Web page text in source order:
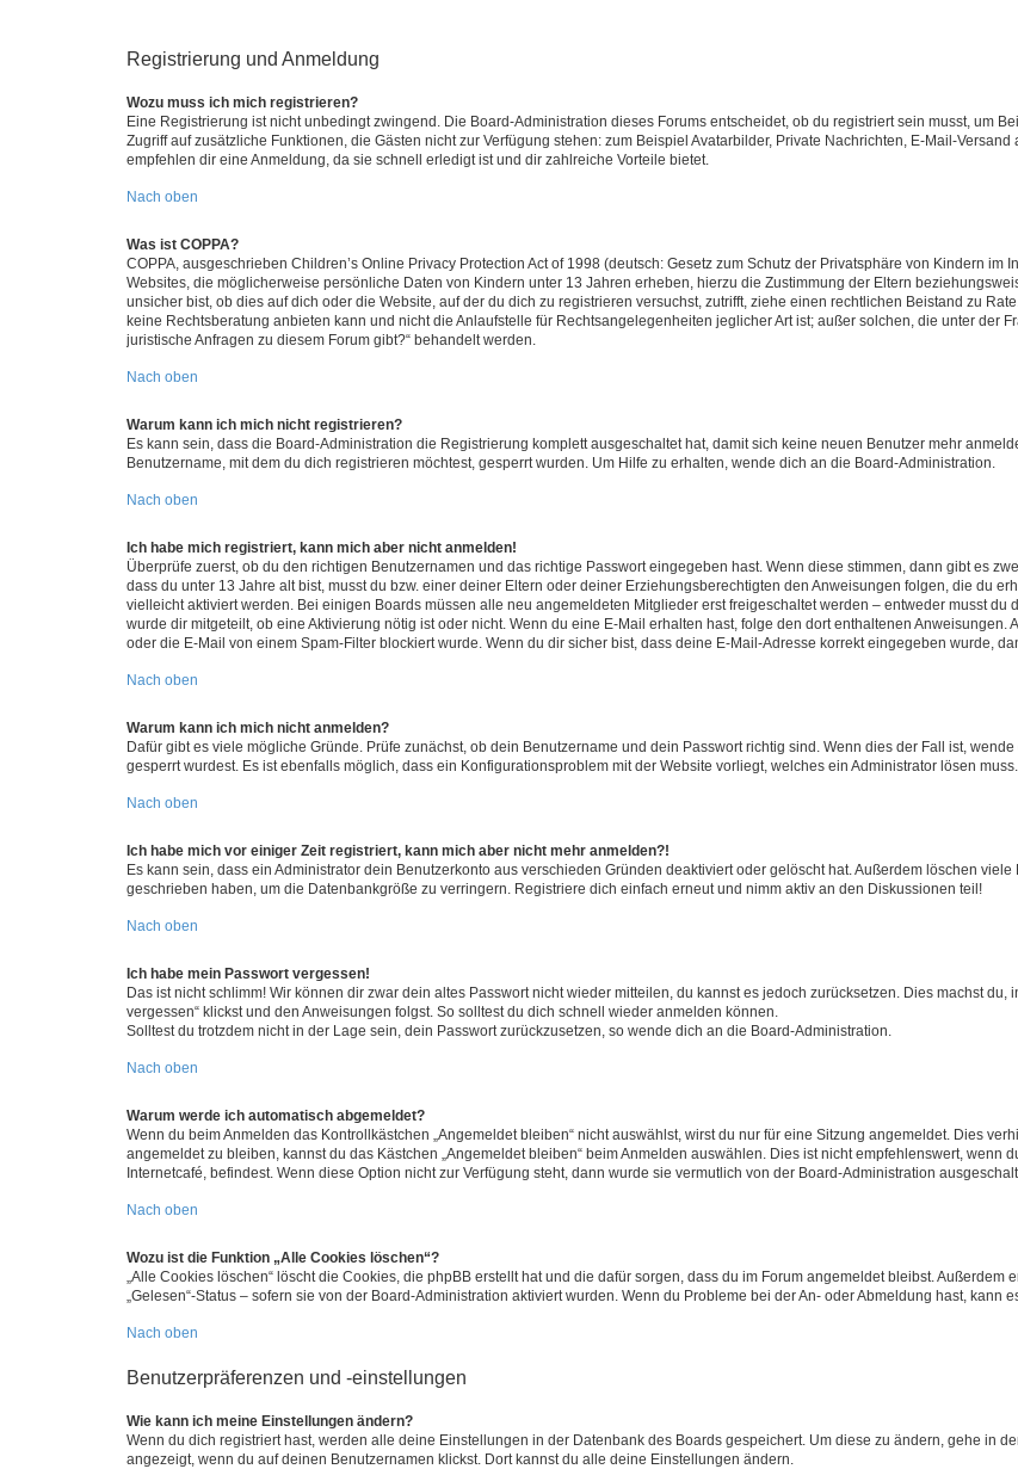
Registrierung und Anmeldung
Wozu muss ich mich registrieren?
Eine Registrierung ist nicht unbedingt zwingend. Die Board-Administration dieses Forums entscheidet, ob du registriert sein musst, um
Zugriff auf zusätzliche Funktionen, die Gästen nicht zur Verfügung stehen: zum Beispiel Avatarbilder, Private Nachrichten, E-Mail-
empfehlen dir eine Anmeldung, da sie schnell erledigt ist und dir zahlreiche Vorteile bietet.
Nach oben
Was ist COPPA?
COPPA, ausgeschrieben Children’s Online Privacy Protection Act of 1998 (deutsch: Gesetz zum Schutz der Privatsphäre von Kindern im
Websites, die möglicherweise persönliche Daten von Kindern unter 13 Jahren erheben, hierzu die Zustimmung der Eltern
unsicher bist, ob dies auf dich oder die Website, auf der du dich zu registrieren versuchst, zutrifft, ziehe einen rechtlichen Beistand zu
keine Rechtsberatung anbieten kann und nicht die Anlaufstelle für Rechtsangelegenheiten jeglicher Art ist; außer solchen, die unter der
juristische Anfragen zu diesem Forum gibt?“ behandelt werden.
Nach oben
Warum kann ich mich nicht registrieren?
Es kann sein, dass die Board-Administration die Registrierung komplett ausgeschaltet hat, damit sich keine neuen Benutzer mehr
Benutzername, mit dem du dich registrieren möchtest, gesperrt wurden. Um Hilfe zu erhalten, wende dich an die Board-Administration.
Nach oben
Ich habe mich registriert, kann mich aber nicht anmelden!
Überprüfe zuerst, ob du den richtigen Benutzernamen und das richtige Passwort eingegeben hast. Wenn diese stimmen, dann gibt es
dass du unter 13 Jahre alt bist, musst du bzw. einer deiner Eltern oder deiner Erziehungsberechtigten den Anweisungen folgen, die du
vielleicht aktiviert werden. Bei einigen Boards müssen alle neu angemeldeten Mitglieder erst freigeschaltet werden – entweder musst du
wurde dir mitgeteilt, ob eine Aktivierung nötig ist oder nicht. Wenn du eine E-Mail erhalten hast, folge den dort enthaltenen
oder die E-Mail von einem Spam-Filter blockiert wurde. Wenn du dir sicher bist, dass deine E-Mail-Adresse korrekt eingegeben wurde,
Nach oben
Warum kann ich mich nicht anmelden?
Dafür gibt es viele mögliche Gründe. Prüfe zunächst, ob dein Benutzername und dein Passwort richtig sind. Wenn dies der Fall ist,
gesperrt wurdest. Es ist ebenfalls möglich, dass ein Konfigurationsproblem mit der Website vorliegt, welches ein Administrator lösen muss.
Nach oben
Ich habe mich vor einiger Zeit registriert, kann mich aber nicht mehr anmelden?!
Es kann sein, dass ein Administrator dein Benutzerkonto aus verschieden Gründen deaktiviert oder gelöscht hat. Außerdem löschen
geschrieben haben, um die Datenbankgröße zu verringern. Registriere dich einfach erneut und nimm aktiv an den Diskussionen teil!
Nach oben
Ich habe mein Passwort vergessen!
Das ist nicht schlimm! Wir können dir zwar dein altes Passwort nicht wieder mitteilen, du kannst es jedoch zurücksetzen. Dies machst du,
vergessen“ klickst und den Anweisungen folgst. So solltest du dich schnell wieder anmelden können.
Solltest du trotzdem nicht in der Lage sein, dein Passwort zurückzusetzen, so wende dich an die Board-Administration.
Nach oben
Warum werde ich automatisch abgemeldet?
Wenn du beim Anmelden das Kontrollkästchen „Angemeldet bleiben“ nicht auswählst, wirst du nur für eine Sitzung angemeldet. Dies
angemeldet zu bleiben, kannst du das Kästchen „Angemeldet bleiben“ beim Anmelden auswählen. Dies ist nicht empfehlenswert, wenn
Internetcafé, befindest. Wenn diese Option nicht zur Verfügung steht, dann wurde sie vermutlich von der Board-Administration
Nach oben
Wozu ist die Funktion „Alle Cookies löschen“?
„Alle Cookies löschen“ löscht die Cookies, die phpBB erstellt hat und die dafür sorgen, dass du im Forum angemeldet bleibst.
„Gelesen“-Status – sofern sie von der Board-Administration aktiviert wurden. Wenn du Probleme bei der An- oder Abmeldung hast, kann
Nach oben
Benutzerpräferenzen und -einstellungen
Wie kann ich meine Einstellungen ändern?
Wenn du dich registriert hast, werden alle deine Einstellungen in der Datenbank des Boards gespeichert. Um diese zu ändern, gehe in
angezeigt, wenn du auf deinen Benutzernamen klickst. Dort kannst du alle deine Einstellungen ändern.